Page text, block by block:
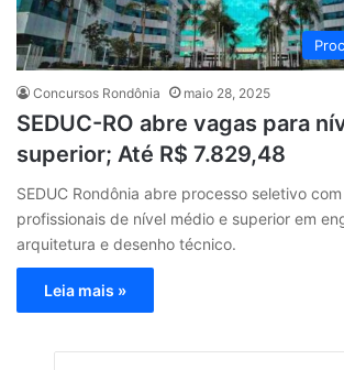
Concursos Rondônia maio 28, 2025
SEDUC-RO abre vagas para
superior; Até R$ 7.829,48
SEDUC Rondônia abre processo seletivo
profissionais de nível médio e superior em
arquitetura e desenho técnico.
Leia mais »